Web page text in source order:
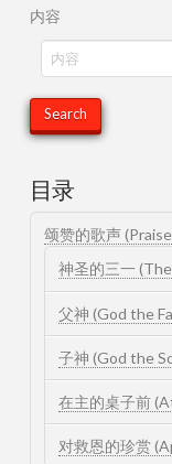
内容
目录
颂赞的歌声
神圣的三一
父神 (God the
子神 (God the
在主的桌子前
对救恩的珍赏